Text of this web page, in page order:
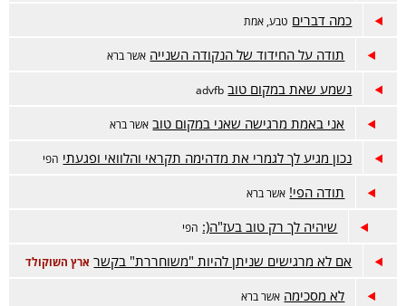
כמה דברים טבע, אמת
תודה על החידוד של הנקודה השנייה אשר ברא
נשמע שאת במקום טוב advfb
אני באמת מרגישה שאני במקום טוב אשר ברא
נכון מגיע לך לגמרי את מדהימה תקראי והלוואי ופגעתי הפי
תודה הפי! אשר ברא
שיהיה לך רק טוב בעז"ה(: הפי
אם לא מרגישים שניתן להיות "משוחררת" בקשר ארץ השוקולד
לא מסכימה אשר ברא